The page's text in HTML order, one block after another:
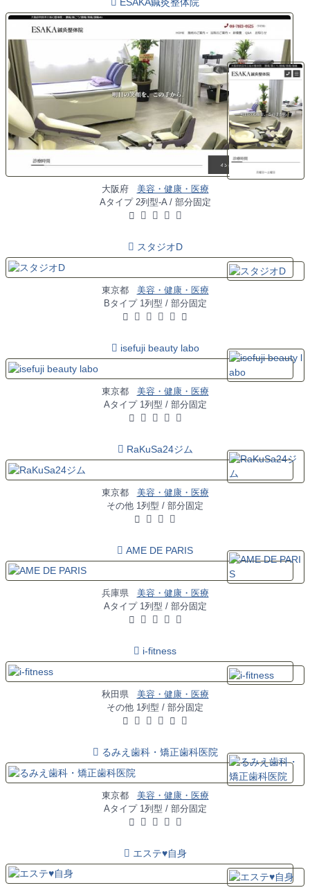
大阪府
美容・健康・医療
Aタイプ 2列型-A / 部分固定
スタジオD
東京都
美容・健康・医療
Bタイプ 1列型 / 部分固定
isefuji beauty labo
東京都
美容・健康・医療
Aタイプ 1列型 / 部分固定
RaKuSa24ジム
東京都
美容・健康・医療
その他 1列型 / 部分固定
AME DE PARIS
兵庫県
美容・健康・医療
Aタイプ 1列型 / 部分固定
i-fitness
秋田県
美容・健康・医療
その他 1列型 / 部分固定
るみえ歯科・矯正歯科医院
東京都
美容・健康・医療
Aタイプ 1列型 / 部分固定
エステ♥自身